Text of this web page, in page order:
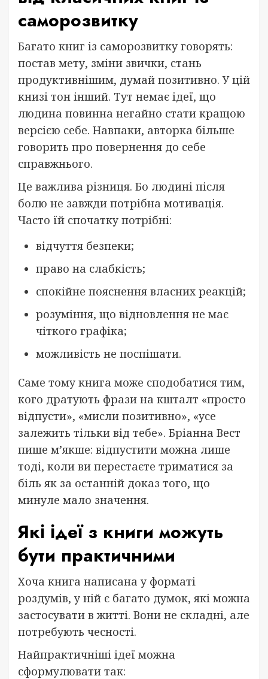
саморозвитку
Багато книг із саморозвитку говорять:
постав мету, зміни звички, стань
продуктивнішим, думай позитивно. У цій
книзі тон інший. Тут немає ідеї, що
людина повинна негайно стати кращою
версією себе. Навпаки, авторка більше
говорить про повернення до себе
справжнього.
Це важлива різниця. Бо людині після
болю не завжди потрібна мотивація.
Часто їй спочатку потрібні:
відчуття безпеки;
право на слабкість;
спокійне пояснення власних реакцій;
розуміння, що відновлення не має
чіткого графіка;
можливість не поспішати.
Саме тому книга може сподобатися тим,
кого дратують фрази на кшталт «просто
відпусти», «мисли позитивно», «усе
залежить тільки від тебе». Бріанна Вест
пише м’якше: відпустити можна лише
тоді, коли ви перестаєте триматися за
біль як за останній доказ того, що
минуле мало значення.
Які ідеї з книги можуть
бути практичними
Хоча книга написана у форматі
роздумів, у ній є багато думок, які можна
застосувати в житті. Вони не складні, але
потребують чесності.
Найпрактичніші ідеї можна
сформулювати так: